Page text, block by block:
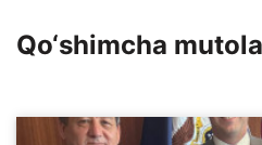
Qo‘shimcha